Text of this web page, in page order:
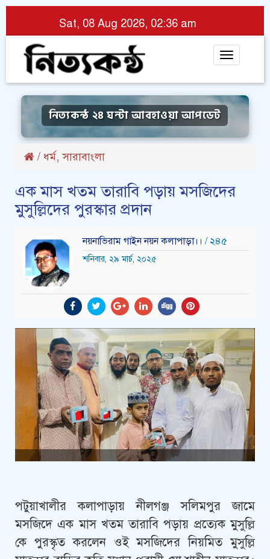
Sat, 08 Aug 2026, 02:36 am
Toggle
নিত্যকন্ঠ ২৪ ঘন্টা আবহাওয়া আপডেট
/ ধর্ম,সারাবাংলা
এক মাস খতম তারাবি পড়ায় মসজিদের
মুসুল্লিদের পুরস্কার প্রদান
নয়নাভিরাম গাইন নয়ন কলাপাড়া।। / ২৪৫
শনিবার, ২৯ মার্চ, ২০২৫
পটুয়াখালীর কলাপাড়ায় নীলগঞ্জ সলিমপুর জামে
মসজিদে এক মাস খতম তারাবি পড়ায় প্রত্যেক মুসুল্লি
কে পুরস্কৃত করলেন ওই মসজিদের নিয়মিত মুসুল্লি